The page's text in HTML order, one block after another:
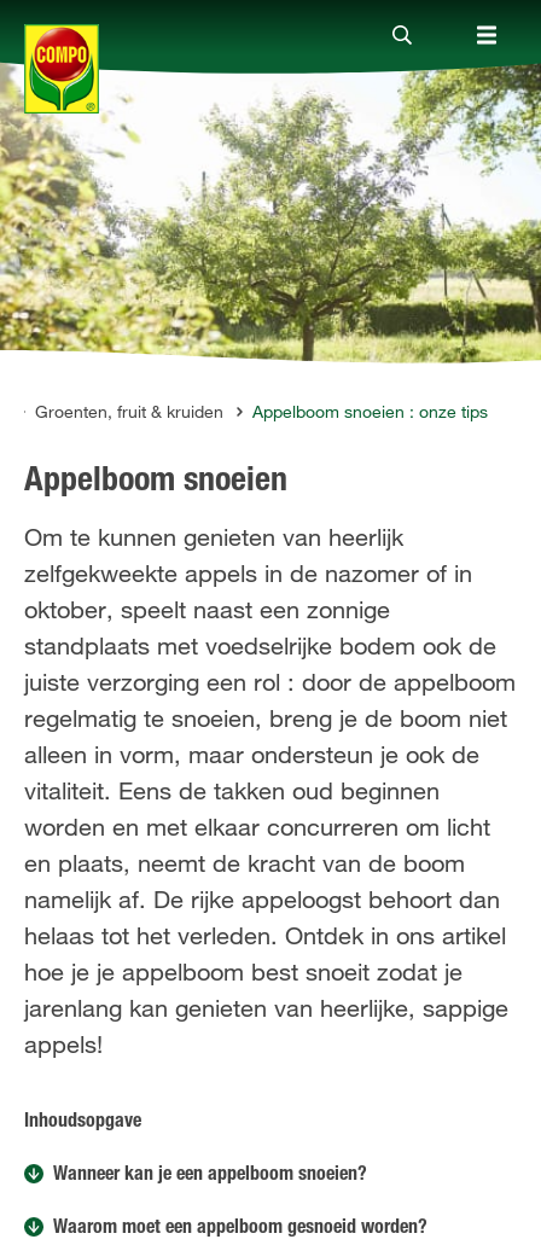
Producten
Advies
Thema's
Tot je dienst
Onderneming
Groenten, fruit & kruiden Appelboom snoeien : onze tips
Appelboom snoeien
Om te kunnen genieten van heerlijk
zelfgekweekte appels in de nazomer of in
oktober, speelt naast een zonnige
standplaats met voedselrijke bodem ook de
juiste verzorging een rol : door de appelboom
regelmatig te snoeien, breng je de boom niet
alleen in vorm, maar ondersteun je ook de
vitaliteit. Eens de takken oud beginnen
worden en met elkaar concurreren om licht
en plaats, neemt de kracht van de boom
namelijk af. De rijke appeloogst behoort dan
helaas tot het verleden. Ontdek in ons artikel
hoe je je appelboom best snoeit zodat je
jarenlang kan genieten van heerlijke, sappige
appels!
Inhoudsopgave
Wanneer kan je een appelboom snoeien?
Waarom moet een appelboom gesnoeid worden?